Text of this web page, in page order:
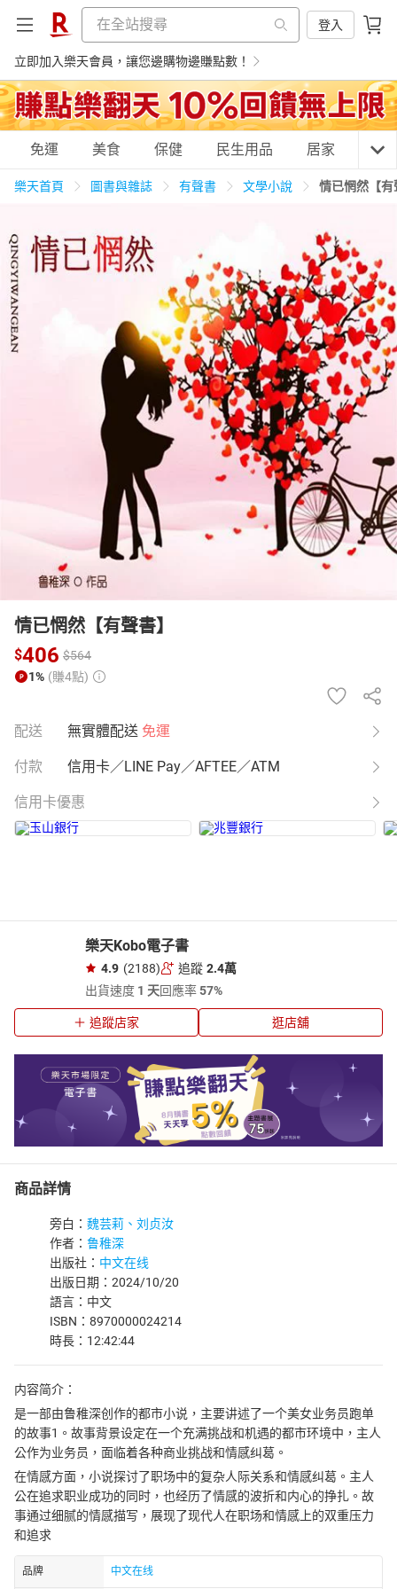
登入
立即加入樂天會員，讓您邊購物邊賺點數！
購物網分類
天天免運 美食蛋糕 民生用品
3C家電 運動休閒 親子玩具
化妝保養 情趣用品
電子/紙本書
HOT
免運 美食 保健 民生用品 居家 3C
樂天首頁 圖書與雜誌 有聲書 文學小說 情已惘然【有
情已惘然【有聲書】
$406 $564
1% (賺4點)
配送 無實體配送 免運
付款 信用卡／LINE Pay／AFTEE／ATM
信用卡優惠
樂天Kobo電子書
4.9 (2188) 追蹤 2.4萬
出貨速度 1 天回應率57%
追蹤店家 逛店舖
商品詳情
旁白： 魏芸莉、刘贞汝
作者： 鲁稚深
出版社： 中文在线
出版日期：2024/10/20
語言：中文
ISBN：8970000024214
時長：12:42:44
内容简介：
是一部由鲁稚深创作的都市小说，主要讲述了一个美女业务员跑单
的故事1。故事背景设定在一个充满挑战和机遇的都市环境中，主人
公作为业务员，面临着各种商业挑战和情感纠葛。
在情感方面，小说探讨了职场中的复杂人际关系和情感纠葛。主人
公在追求职业成功的同时，也经历了情感的波折和内心的挣扎。故
事通过细腻的情感描写，展现了现代人在职场和情感上的双重压力
和追求
品牌 中文在线